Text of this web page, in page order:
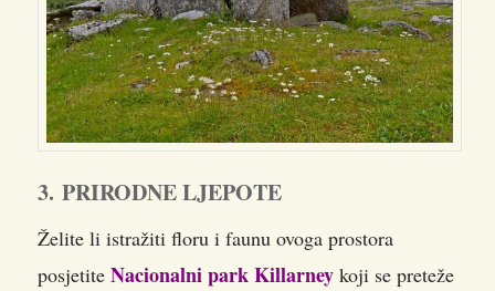
3. PRIRODNE LJEPOTE
Želite li istražiti floru i faunu ovoga prostora
posjetite Nacionalni park Killarney koji se preteže